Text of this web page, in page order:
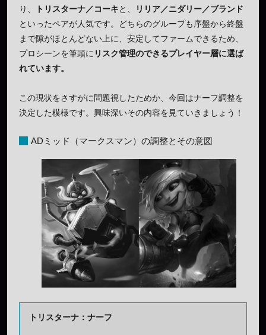
り、
トリスターナ／コーキと、
リリア／ニダリー／ブランド
といったペアが人気です。どちらのグループも序盤から終盤
まで隙がほとんどない上に、安定してファームできるため、
プロシーンを筆頭に リスク管理のできるプレイヤー層に選ば
れています。
この現状をさすがに問題視したためか、今回はナーフ調整を
決定した模様です。興味深いその内容を見ていきましょう！
ADミッド（マークスマン）の調整とその意図
トリスターナ：ナーフ